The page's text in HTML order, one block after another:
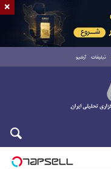
تبلیغات آرشیو
×